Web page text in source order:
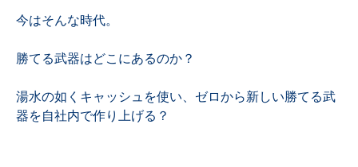
今はそんな時代。
勝てる武器はどこにあるのか？
湯水の如くキャッシュを使い、ゼロから新しい勝てる武
器を自社内で作り上げる？